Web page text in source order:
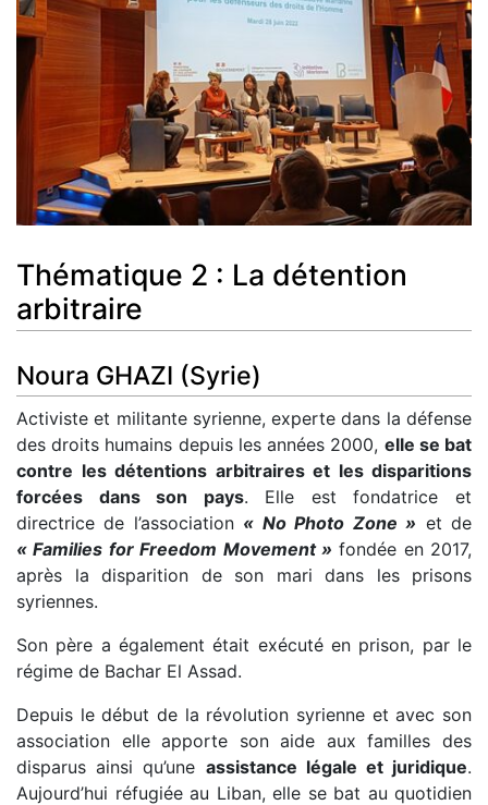
Thématique 2 : La détention
arbitraire
Noura GHAZI (Syrie)
Activiste et militante syrienne, experte dans la défense
des droits humains depuis les années 2000, elle se bat
contre les détentions arbitraires et les disparitions
forcées dans son pays. Elle est fondatrice et
directrice de l’association « No Photo Zone » et de
« Families for Freedom Movement » fondée en 2017,
après la disparition de son mari dans les prisons
syriennes.
Son père a également était exécuté en prison, par le
régime de Bachar El Assad.
Depuis le début de la révolution syrienne et avec son
association elle apporte son aide aux familles des
disparus ainsi qu’une assistance légale et juridique.
Aujourd’hui réfugiée au Liban, elle se bat au quotidien